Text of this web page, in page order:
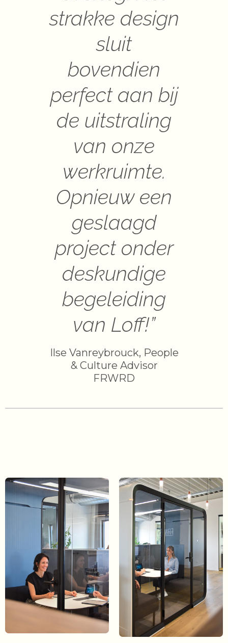
strakke design
sluit
bovendien
perfect aan bij
de uitstraling
van onze
werkruimte.
Opnieuw een
geslaagd
project onder
deskundige
begeleiding
van Loff!”
Ilse Vanreybrouck, People
& Culture Advisor
FRWRD